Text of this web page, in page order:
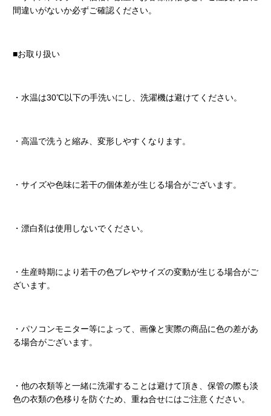
間違いがないか必ずご確認ください。
■お取り扱い
・水温は30℃以下の手洗いにし、洗濯機は避けてください。
・高温で洗うと縮み、変形しやすくなります。
・サイズや色味に若干の個体差が生じる場合がございます。
・漂白剤は使用しないでください。
・生産時期により若干の色ブレやサイズの変動が生じる場合がご
ざいます。
・パソコンモニター等によって、画像と実際の商品に色の差があ
る場合がございます。
・他の衣類等と一緒に洗濯することは避けて頂き、保管の際も淡
色の衣類の色移りを防ぐため、重ね合せにはご注意ください。